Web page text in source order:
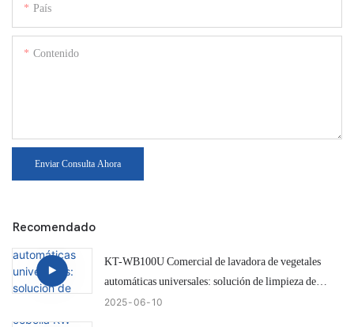
País
Contenido
Enviar Consulta Ahora
Recomendado
KT-WB100U Comercial de lavadora de vegetales
automáticas universales: solución de limpieza de
cebolla eficiente e inteligente
2025 06 10